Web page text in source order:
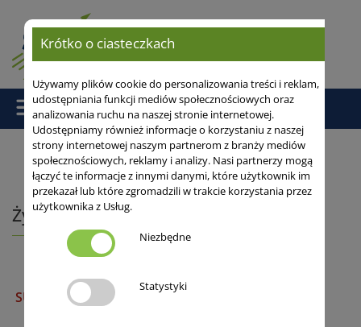
Strona główna/
Żyto ozime hybrydowe
SU ARVALUS
Krótko o ciasteczkach
Używamy plików cookie do personalizowania treści i reklam,
udostępniania funkcji mediów społecznościowych oraz
analizowania ruchu na naszej stronie internetowej.
Udostępniamy również informacje o korzystaniu z naszej
strony internetowej naszym partnerom z branży mediów
społecznościowych, reklamy i analizy. Nasi partnerzy mogą
łączyć te informacje z innymi danymi, które użytkownik im
przekazał lub które zgromadzili w trakcie korzystania przez
użytkownika z Usług.
Niezbędne
Statystyki